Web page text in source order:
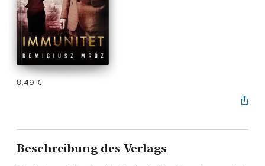
8,49 €
Beschreibung des Verlags